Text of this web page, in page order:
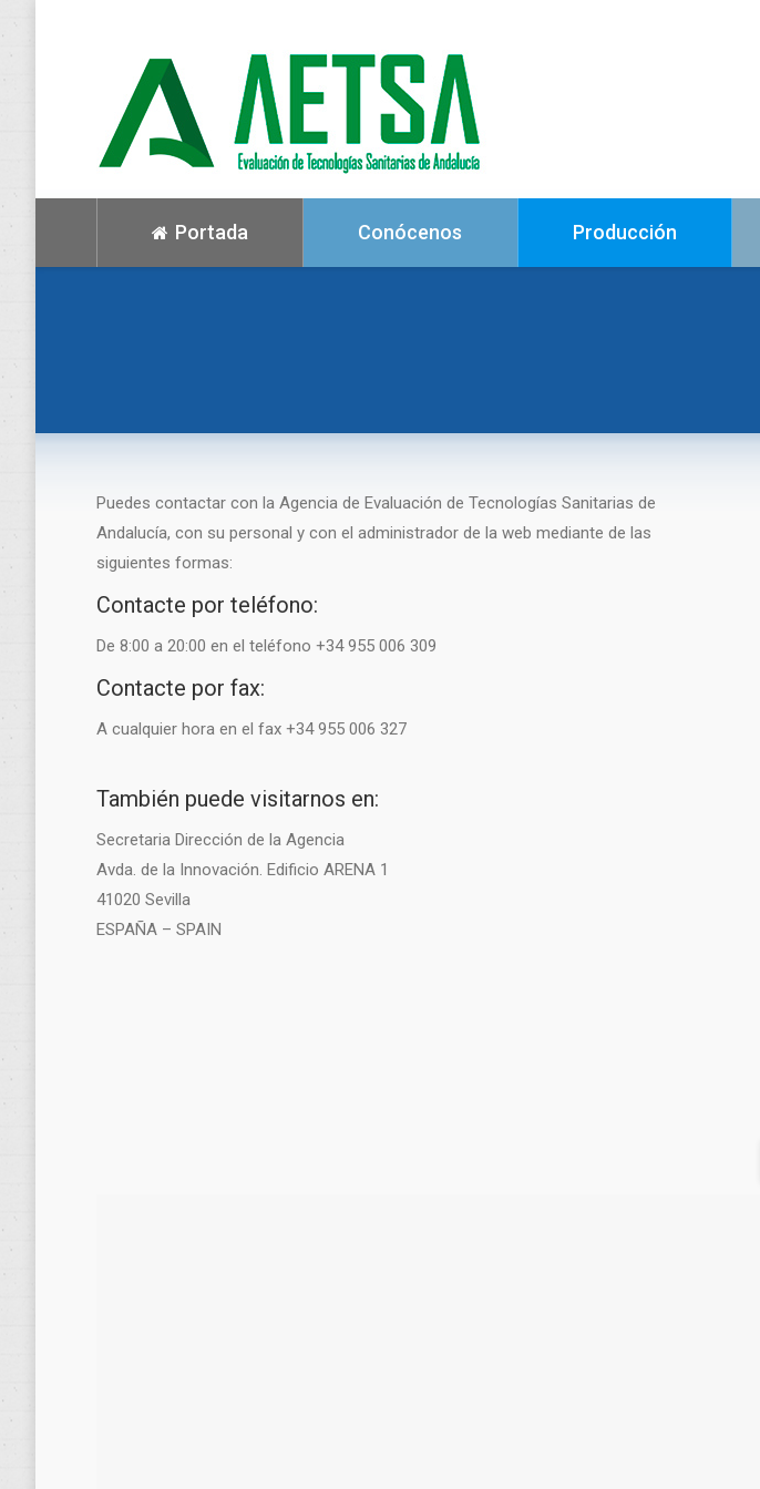
Portada Conócenos Producción
Puedes contactar con la Agencia de Evaluación de Tecnologías Sanitarias de
Andalucía, con su personal y con el administrador de la web mediante de las
siguientes formas:
Contacte por teléfono:
De 8:00 a 20:00 en el teléfono +34 955 006 309
Contacte por fax:
A cualquier hora en el fax +34 955 006 327
También puede visitarnos en:
Secretaria Dirección de la Agencia
Avda. de la Innovación. Edificio ARENA 1
41020 Sevilla
ESPAÑA – SPAIN